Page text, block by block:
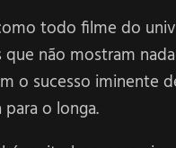
todo filme do
não mostram
o sucesso iminente
o longa.